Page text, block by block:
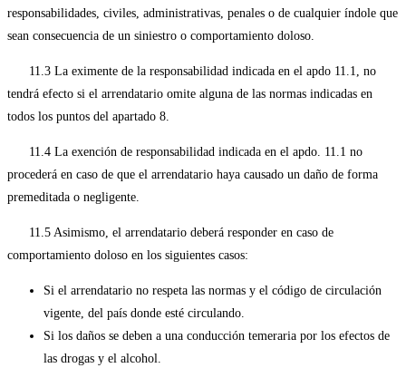
responsabilidades, civiles, administrativas, penales o de cualquier índole que
sean consecuencia de un siniestro o comportamiento doloso.
11.3 La eximente de la responsabilidad indicada en el apdo 11.1, no
tendrá efecto si el arrendatario omite alguna de las normas indicadas en
todos los puntos del apartado 8.
11.4 La exención de responsabilidad indicada en el apdo. 11.1 no
procederá en caso de que el arrendatario haya causado un daño de forma
premeditada o negligente.
11.5 Asimismo, el arrendatario deberá responder en caso de
comportamiento doloso en los siguientes casos:
Si el arrendatario no respeta las normas y el código de circulación
vigente, del país donde esté circulando.
Si los daños se deben a una conducción temeraria por los efectos de
las drogas y el alcohol.